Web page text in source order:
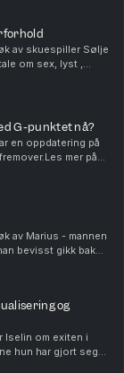
av skuespiller Sølje
om sex, lyst ,
. Hvordan få
G-punktet nå?
en oppdatering på
mer på
See
av Marius - mannen
bevisst gikk bak
flere kvinner.
og
Iselin om exiten i
hun har gjort seg
mellom det å bli